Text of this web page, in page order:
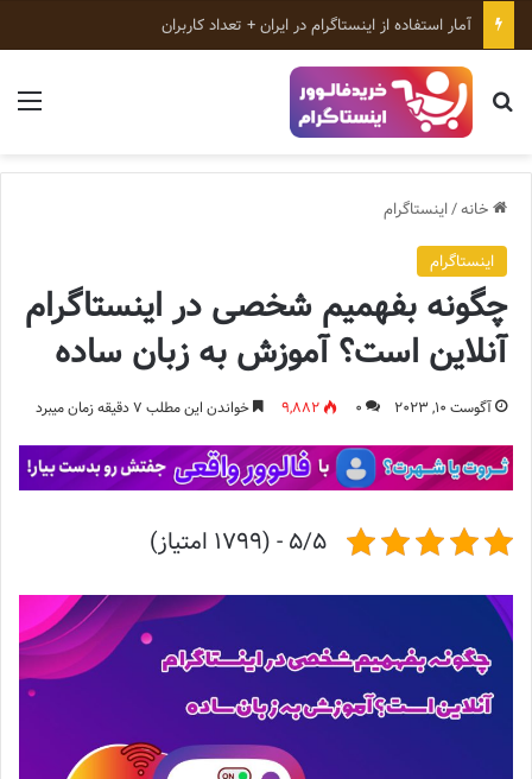
ابزارهای رایگان اینستاگرام؛ معرفی بهترین ابزارهای رشد پیج
جستجو برای
خانه/اینستاگرام
اینستاگرام
چگونه بفهمیم شخصی در اینستاگرام
آنلاین است؟ آموزش به زبان ساده
آگوست 10, 2023 0
9,882 خواندن این مطلب 7 دقیقه زمان میبرد
5/5 - (1799 امتیاز)